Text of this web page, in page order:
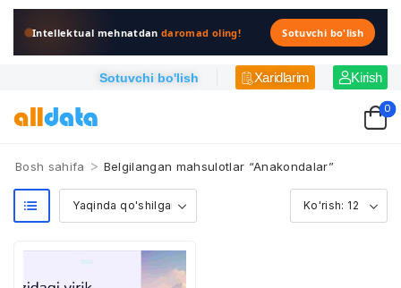
Intellektual mehnatdandaromad oling! Sotuvchi bo'lish
Sotuvchi bo'lish Xaridlarim Kirish
0
Bosh sahifa > Belgilangan mahsulotlar “Anakondalar”